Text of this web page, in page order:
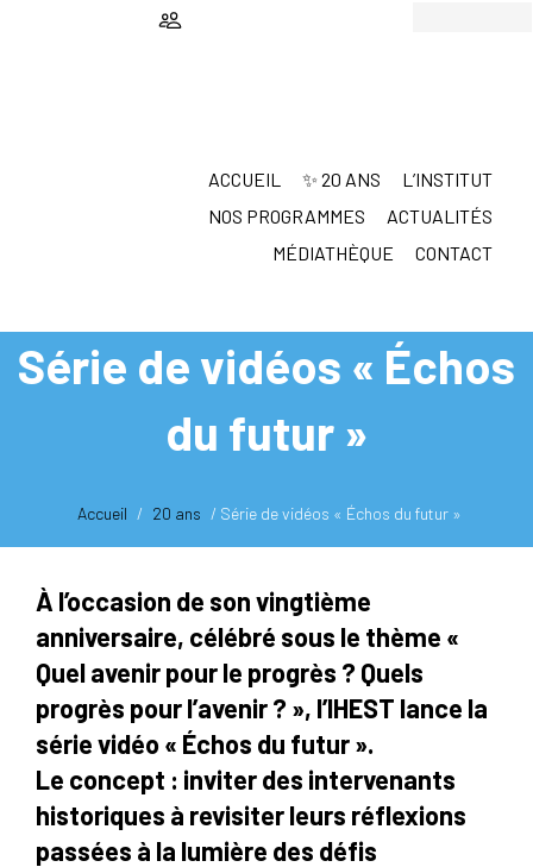
ACCUEIL ✨ 20 ANS
L’INSTITUT
NOS PROGRAMMES
ACTUALITÉS
MÉDIATHÈQUE
CONTACT
Série de vidéos « Échos
du futur »
Accueil / 20 ans / Série de vidéos « Échos du futur »
À l’occasion de son vingtième
anniversaire, célébré sous le thème «
Quel avenir pour le progrès ? Quels
progrès pour l’avenir ? », l’IHEST lance la
série vidéo« Échos du futur ».
Le concept : inviter des intervenants
historiques à revisiter leurs réflexions
passées à la lumière des défis